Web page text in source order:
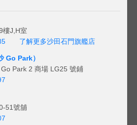
樓J,H室
了解更多沙田石門旗艦店
Go Park）
Park 2 商場 LG25 號鋪
51號舖